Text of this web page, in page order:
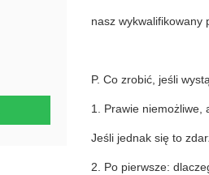
nasz wykwalifikowany
P. Co zrobić, jeśli
1. Prawie niemożliwe,
Jeśli jednak się to
2. Po pierwsze: